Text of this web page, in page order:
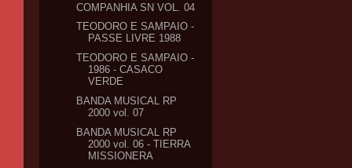
COMPANHIA SN VOL. 04
TEODORO E SAMPAIO -
PASSE LIVRE 1988
TEODORO E SAMPAIO -
1986 - CASACO
VERDE
BANDA MUSICAL RP
2000 vol. 07
BANDA MUSICAL RP
2000 vol. 06 - TIERRA
MISSIONERA